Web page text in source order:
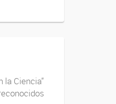
la Ciencia”